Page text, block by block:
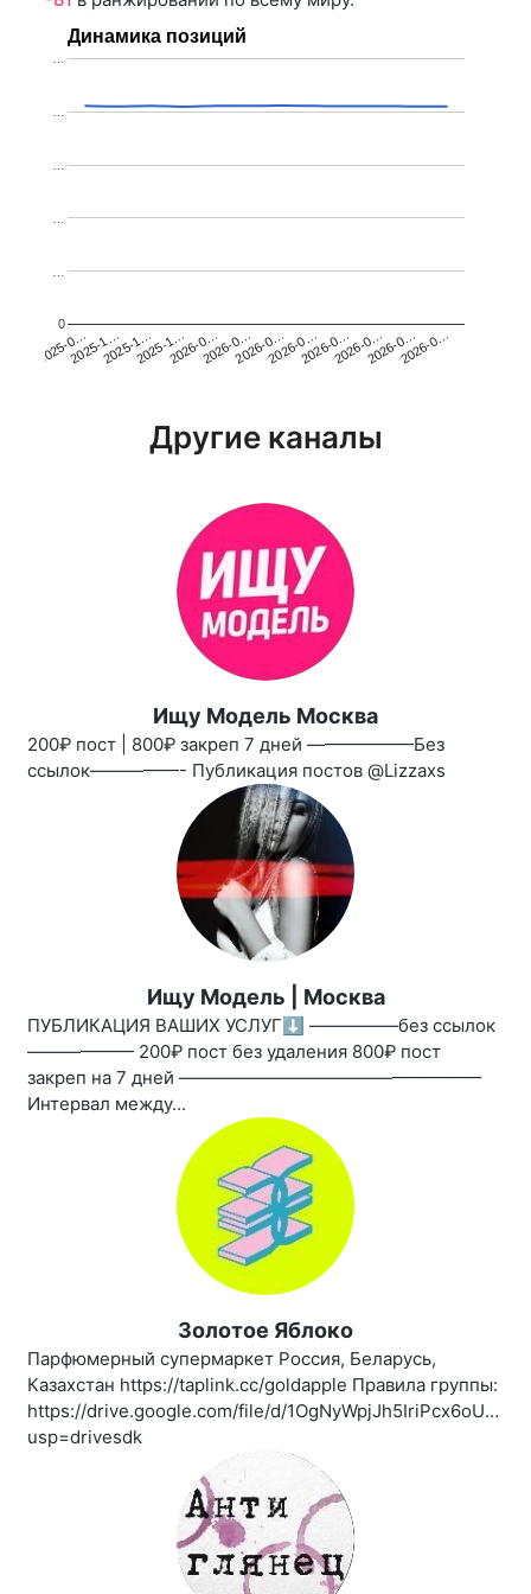
Динамика позиций
2025-0…2025-1…2025-1…2025-1…2026-0…2026-0…2026-0…2026-0…2026-0…2026-0…2026-0…2026-0…
0
…
…
Другие каналы
Ищу Модель Москва
200₽ пост | 800₽ закреп 7 дней ——————Без
ссылок—————- Публикация постов @Lizzaxs
Ищу Модель | Москва
ПУБЛИКАЦИЯ ВАШИХ УСЛУГ⬇️ —————без ссылок
—————— 200₽ пост без удаления 800₽ пост
закреп на 7 дней —————————————————
Интервал между...
Золотое Яблоко
Парфюмерный супермаркет Россия, Беларусь,
Казахстан https://taplink.cc/goldapple Правила группы:
https://drive.google.com/file/d/
usp=drivesdk